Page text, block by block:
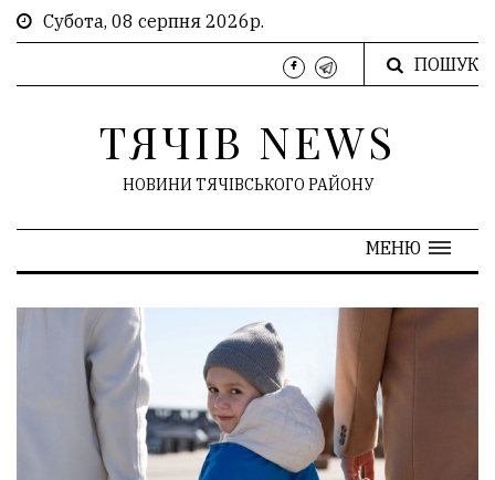
Субота, 08 серпня 2026р.
ПОШУК
ТЯЧІВ NEWS
НОВИНИ ТЯЧІВСЬКОГО РАЙОНУ
МЕНЮ